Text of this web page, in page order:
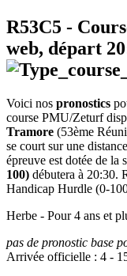
R53C5 -
web, départ
Voici nos pronostics
course PMU/Zeturf
Tramore (53ème
se court sur une
épreuve est dotée de la
100) débutera à 20:30.
Handicap Hurdle (0-
Herbe - Pour 4 ans et
pas de pronostic base
Arrivée officielle : 4 -